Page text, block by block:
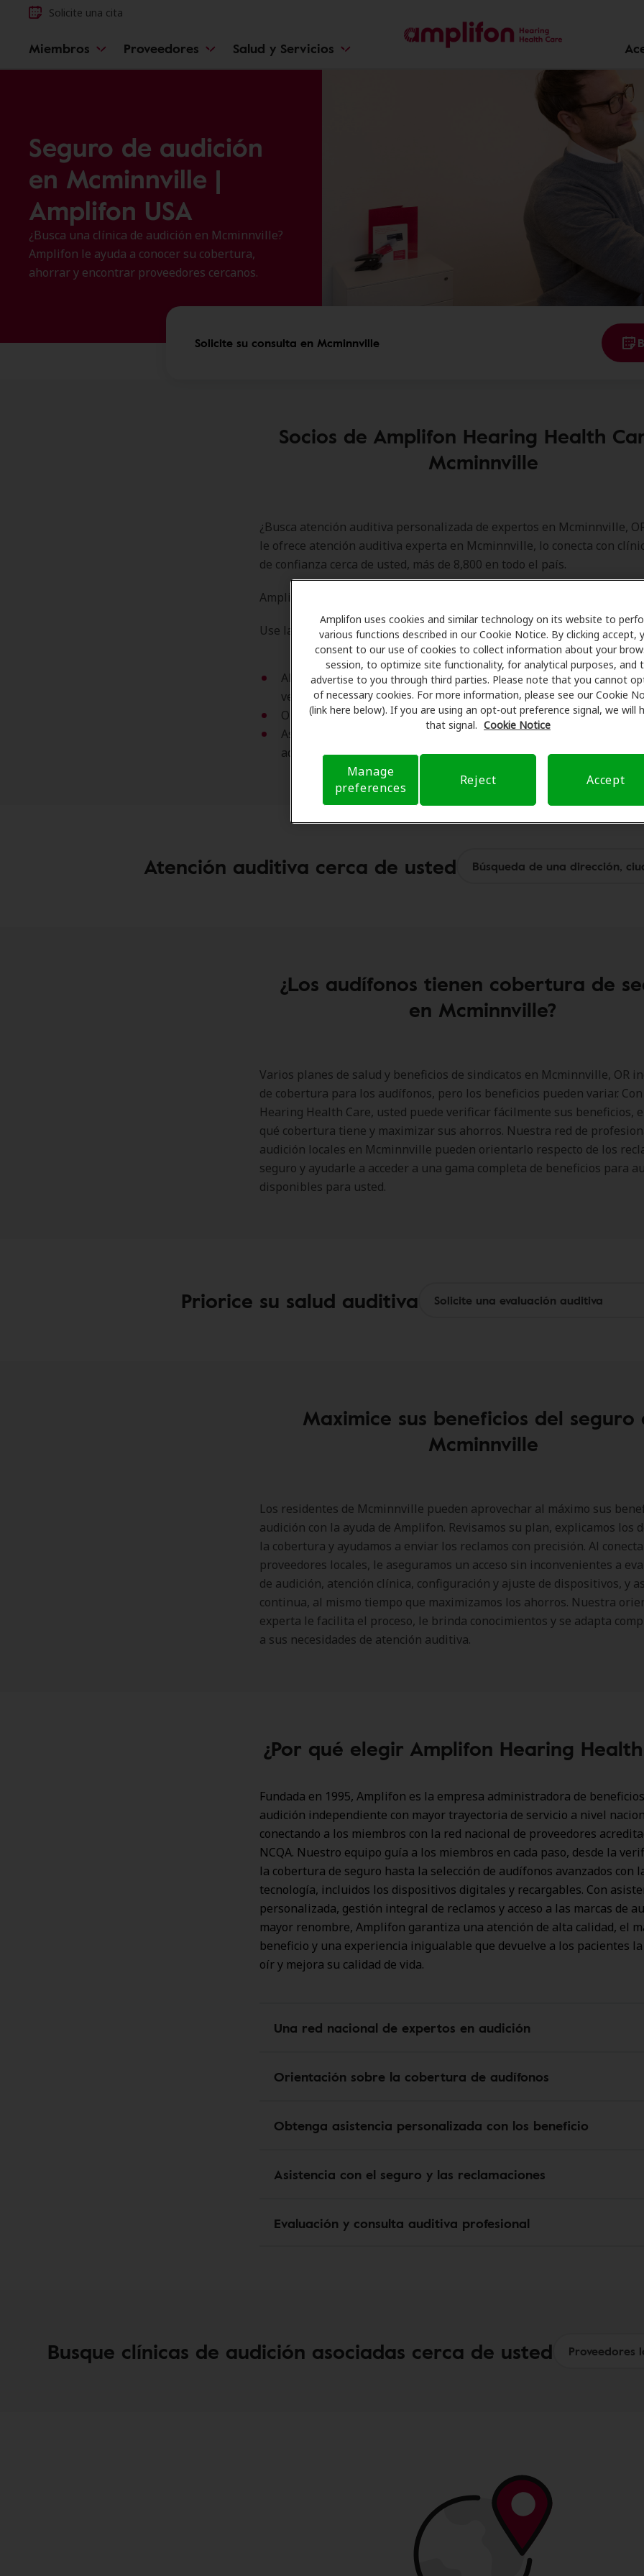
Amplifon uses cookies and similar technology on its website to
various functions described in our Cookie Notice. By clicking accept,
consent to our use of cookies to collect information about your
session, to optimize site functionality, for analytical purposes, and
advertise to you through third parties. Please note that you cannot
of necessary cookies. For more information, please see our Cookie
(link here below). If you are using an opt-out preference signal, we will
that signal. Cookie Notice
Manage
preferences
Reject Accept
Solicite una cita
Miembros Proveedores Salud y Servicios
Seguro de audición
en Mcminnville |
Amplifon USA
¿Busca una clínica de audición en Mcminnville?
Amplifon le ayuda a conocer su cobertura,
ahorrar y encontrar proveedores cercanos.
Solicite su consulta en Mcminnville
Socios de Amplifon Hearing Health
Mcminnville
¿Busca atención auditiva personalizada de expertos en Mcminnville,
le ofrece atención auditiva experta en Mcminnville, lo conecta con
de confianza cerca de usted, más de 8,800 en todo el país.
Amplifon lo conecta con clínicas de audición locales de confianza.
Use las Ventajas de los Miembros de Amplifon para:
Ahorros exclusivos en audífonos, hasta un 70% de descuento en
venta al público
Orientación sobre la cobertura de seguro
Asistencia personalizada de proveedores de atención auditiva
aquí mismo en Mcminnville.
Atención auditiva cerca de usted
¿Los audífonos tienen cobertura de
en Mcminnville?
Varios planes de salud y beneficios de sindicatos en Mcminnville, OR
de cobertura para los audífonos, pero los beneficios pueden variar.
Hearing Health Care, usted puede verificar fácilmente sus beneficios,
qué cobertura tiene y maximizar sus ahorros. Nuestra red de
audición locales en Mcminnville pueden orientarlo respecto de los
seguro y ayudarle a acceder a una gama completa de beneficios para
disponibles para usted.
Priorice su salud auditiva
Maximice sus beneficios del seguro
Mcminnville
Los residentes de Mcminnville pueden aprovechar al máximo sus
audición con la ayuda de Amplifon. Revisamos su plan, explicamos los
la cobertura y ayudamos a enviar los reclamos con precisión. Al
proveedores locales, le aseguramos un acceso sin inconvenientes a
de audición, atención clínica, configuración y ajuste de dispositivos, y
continua, al mismo tiempo que maximizamos los ahorros. Nuestra
experta le facilita el proceso, le brinda conocimientos y se adapta
a sus necesidades de atención auditiva.
¿Por qué elegir Amplifon Hearing
Fundada en 1995, Amplifon es la empresa administradora de
audición independiente con mayor trayectoria de servicio a nivel
conectando a los miembros con la red nacional de proveedores
NCQA. Nuestro equipo guía a los miembros en cada paso, desde la
la cobertura de seguro hasta la selección de audífonos avanzados con
tecnología, incluidos los dispositivos digitales y recargables. Con
personalizada, gestión integral de reclamos y acceso a las marcas de
mayor renombre, Amplifon garantiza una atención de alta calidad, el
beneficio y una experiencia inigualable que devuelve a los pacientes
oír y mejora su calidad de vida.
Una red nacional de expertos en audición
Orientación sobre la cobertura de audífonos
Obtenga asistencia personalizada con los beneficio
Asistencia con el seguro y las reclamaciones
Evaluación y consulta auditiva profesional
Busque clínicas de audición asociadas cerca de usted